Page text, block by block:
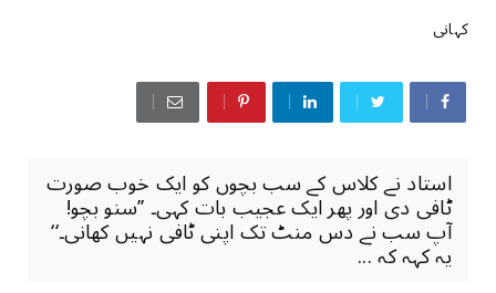
کہانی
استاد نے کلاس کے سب بچوں کو ایک خوب صورت
ٹافی دی اور پھر ایک عجیب بات کہی۔ ’’سنو بچو!
آپ سب نے دس منٹ تک اپنی ٹافی نہیں کھانی۔‘‘
یہ کہہ کہ ...